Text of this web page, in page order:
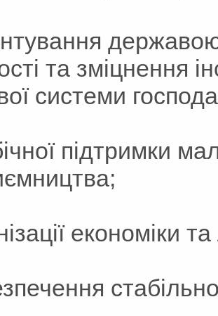
та зміцнення
системи
підтримки
економіки та